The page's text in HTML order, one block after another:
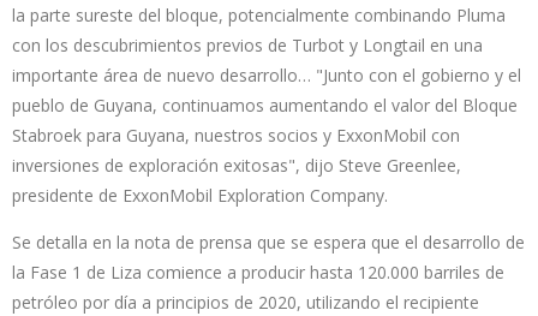
la parte sureste del bloque, potencialmente combinando Pluma
con los descubrimientos previos de Turbot y Longtail en una
importante área de nuevo desarrollo… "Junto con el gobierno y el
pueblo de Guyana, continuamos aumentando el valor del Bloque
Stabroek para Guyana, nuestros socios y ExxonMobil con
inversiones de exploración exitosas", dijo Steve Greenlee,
presidente de ExxonMobil Exploration Company.
Se detalla en la nota de prensa que se espera que el desarrollo de
la Fase 1 de Liza comience a producir hasta 120.000 barriles de
petróleo por día a principios de 2020, utilizando el recipiente